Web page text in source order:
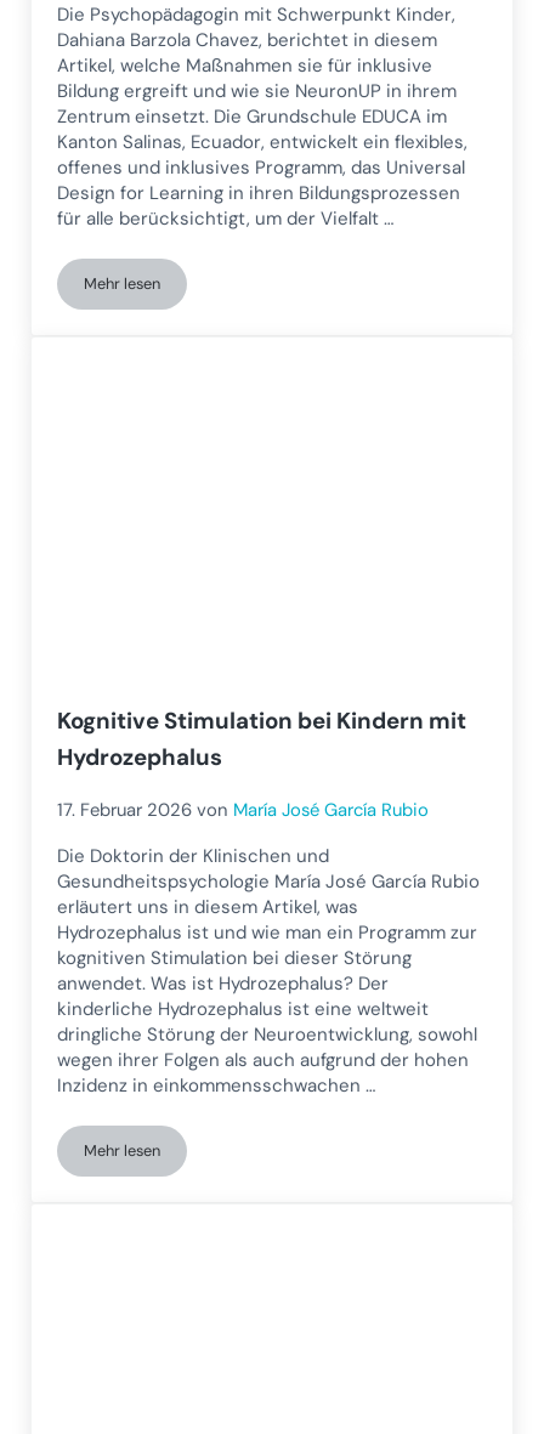
Die Psychopädagogin mit Schwerpunkt Kinder,
Dahiana Barzola Chavez, berichtet in diesem
Artikel, welche Maßnahmen sie für inklusive
Bildung ergreift und wie sie NeuronUP in ihrem
Zentrum einsetzt. Die Grundschule EDUCA im
Kanton Salinas, Ecuador, entwickelt ein flexibles,
offenes und inklusives Programm, das Universal
Design for Learning in ihren Bildungsprozessen
für alle berücksichtigt, um der Vielfalt …
Mehr lesenWas ist inklusive Bildung und wie arbeitet man mit
Kognitive Stimulation bei Kindern mit
Hydrozephalus
17. Februar 2026 von María José García Rubio
Die Doktorin der Klinischen und
Gesundheitspsychologie María José García Rubio
erläutert uns in diesem Artikel, was
Hydrozephalus ist und wie man ein Programm zur
kognitiven Stimulation bei dieser Störung
anwendet. Was ist Hydrozephalus? Der
kinderliche Hydrozephalus ist eine weltweit
dringliche Störung der Neuroentwicklung, sowohl
wegen ihrer Folgen als auch aufgrund der hohen
Inzidenz in einkommensschwachen …
Mehr lesenKognitive Stimulation bei Kindern mit Hydrozephalus